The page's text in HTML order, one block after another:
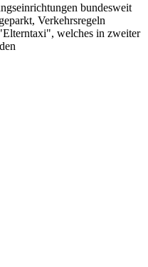
bundesweit
Verkehrsregeln
welches in zweiter